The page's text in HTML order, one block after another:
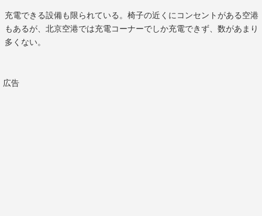
充電できる設備も限られている。椅子の近くにコンセントがある空港
もあるが、北京空港では充電コーナーでしか充電できず、数があまり
多くない。
広告